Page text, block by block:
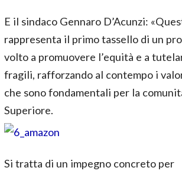
E il sindaco Gennaro D’Acunzi:
rappresenta il primo tassello di un
volto a promuovere l’equità e a
fragili, rafforzando al contempo i
che sono fondamentali per la
Superiore.
Si tratta di un impegno concreto per